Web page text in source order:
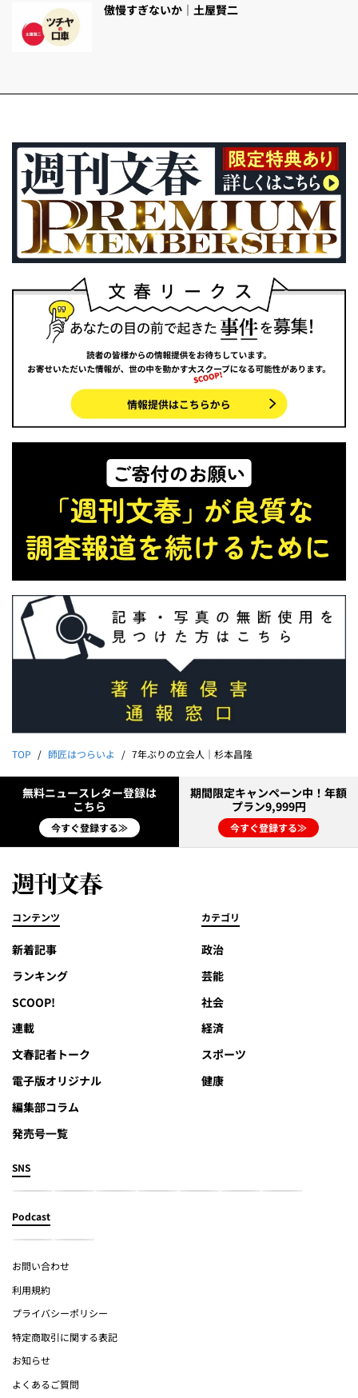
傲慢すぎないか｜土屋賢二
TOP 師匠はつらいよ 7年ぶりの立会人｜杉本昌隆
無料ニュースレター登録は
こちら
今すぐ登録する≫
期間限定キャンペーン中！年額
プラン9,999円
今すぐ登録する≫
コンテンツ
新着記事
ランキング
SCOOP!
連載
文春記者トーク
電子版オリジナル
編集部コラム
発売号一覧
カテゴリ
政治
芸能
社会
経済
スポーツ
健康
SNS
Podcast
お問い合わせ
利用規約
プライバシーポリシー
特定商取引に関する表記
お知らせ
よくあるご質問